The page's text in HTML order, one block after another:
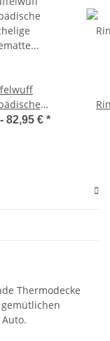
Hundematte
82,95 € *
Thermodecke